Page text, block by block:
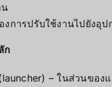
การปรับใช้งานไปยังอุ
ก
– ในส่วนขอ